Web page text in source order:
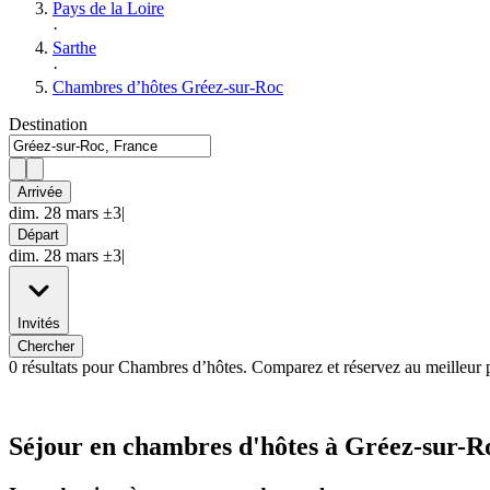
Pays de la Loire
·
Sarthe
·
Chambres d’hôtes Gréez-sur-Roc
Destination
Arrivée
dim. 28 mars ±3|
Départ
dim. 28 mars ±3|
Invités
Chercher
0 résultats pour Chambres d’hôtes. Comparez et réservez au meilleur
Séjour en chambres d'hôtes à Gréez-sur-